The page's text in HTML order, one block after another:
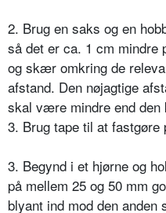
2. Brug en saks og en
så det er ca. 1 cm mindre
og skær omkring de
afstand. Den nøjagtige
skal være mindre end
3. Brug tape til at fastgøre
3. Begynd i et hjørne og
på mellem 25 og 50 mm
blyant ind mod den anden